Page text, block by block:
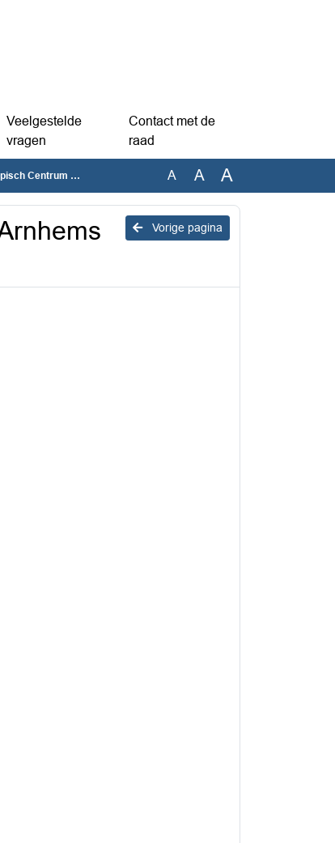
Veelgestelde
vragen
Contact met de
raad
De Waterberg A A A
Vorige pagina